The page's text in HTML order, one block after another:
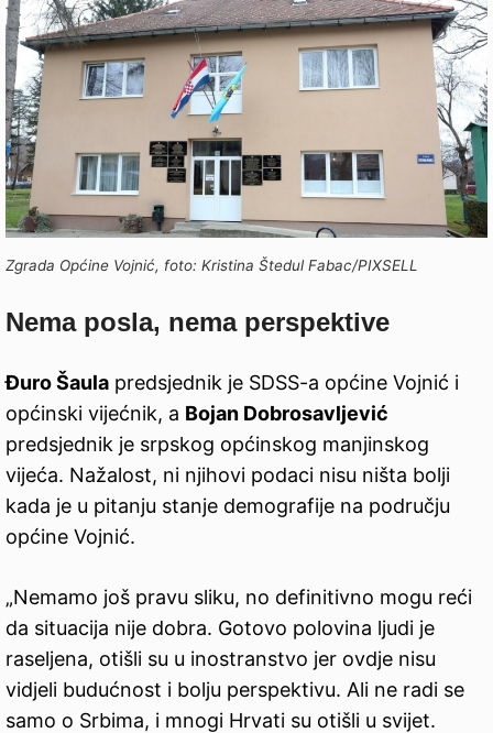
Zgrada Općine Vojnić, foto: Kristina Štedul Fabac/PIXSELL
Nema posla, nema perspektive
Đuro Šaula predsjednik je SDSS-a općine Vojnić i
općinski vijećnik, a Bojan Dobrosavljević
predsjednik je srpskog općinskog manjinskog
vijeća. Nažalost, ni njihovi podaci nisu ništa bolji
kada je u pitanju stanje demografije na području
općine Vojnić.
„Nemamo još pravu sliku, no definitivno mogu reći
da situacija nije dobra. Gotovo polovina ljudi je
raseljena, otišli su u inostranstvo jer ovdje nisu
vidjeli budućnost i bolju perspektivu. Ali ne radi se
samo o Srbima, i mnogi Hrvati su otišli u svijet.